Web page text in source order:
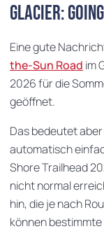
Glacier:
Eine gute
the-Sun Road im
2026 für die
geöffnet.
Das bedeutet
automatisch
Shore Trailhead
nicht normal
hin, die je nach
können bestimmte